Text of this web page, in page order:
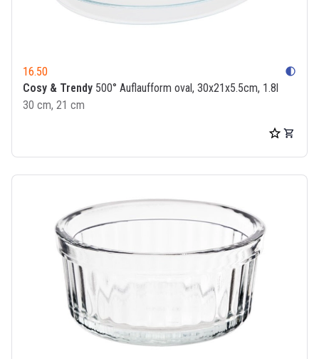
16.50 contrast
Cosy & Trendy 500° Auflaufform oval, 30x21x5.5cm, 1.8l
30 cm, 21 cm